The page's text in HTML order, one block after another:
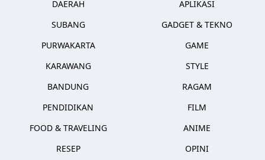
DAERAH
SUBANG
PURWAKARTA
KARAWANG
BANDUNG
PENDIDIKAN
FOOD & TRAVELING
RESEP
APLIKASI
GADGET & TEKNO
GAME
STYLE
RAGAM
FILM
ANIME
OPINI